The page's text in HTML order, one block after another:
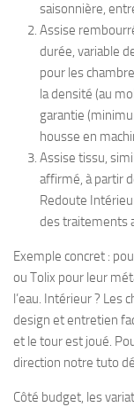
saisonnière,
Assise
durée, variable
pour les
la densité (au
garantie
housse en
Assise tissu,
affirmé, à partir
Redoute
des traitements
Exemple concret :
ou Tolix pour leur
l’eau. Intérieur ? Les
design et entretien
et le tour est joué.
direction notre tuto
Côté budget, les